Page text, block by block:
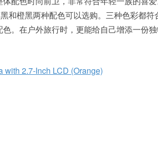
和橙黑两种配色可以选购。三种色彩都符
。在户外旅行时，更能给自己增添一份
2.7-Inch LCD (Orange)